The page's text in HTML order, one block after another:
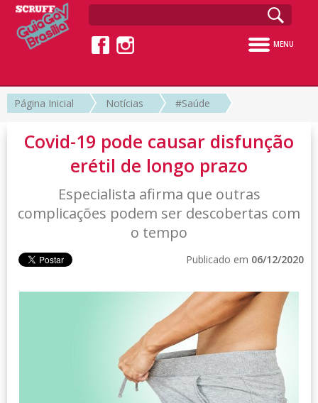
MENU
Página Inicial Notícias #Saúde
Covid-19 pode causar disfunção
erétil de longo prazo
Especialista afirma que outras
complicações podem ser descobertas com
o tempo
Publicado em 06/12/2020